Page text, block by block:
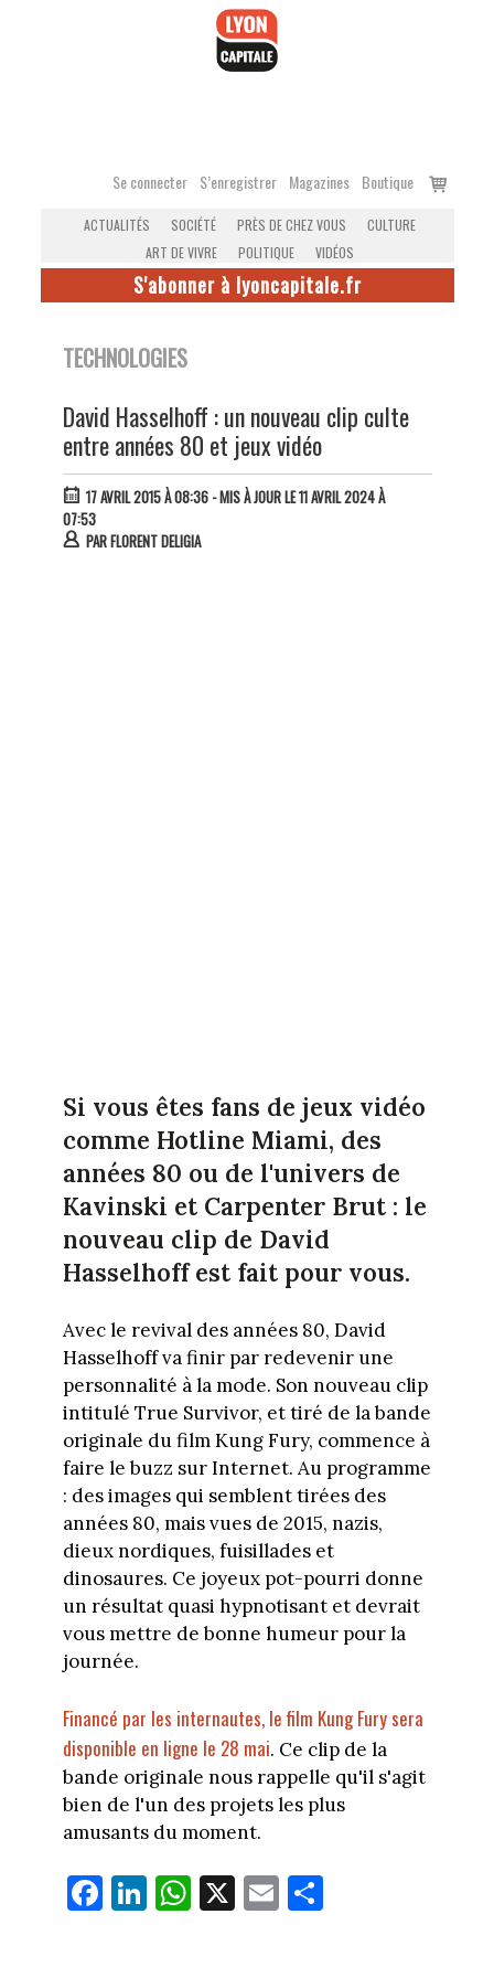
Se connecter S’enregistrer Magazines Boutique
Voir
ACTUALITÉS SOCIÉTÉ PRÈS DE CHEZ VOUS
CULTURE
ART DE VIVRE
POLITIQUE VIDÉOS
S'abonner à lyoncapitale.fr
TECHNOLOGIES
David Hasselhoff : un nouveau clip culte
entre années 80 et jeux vidéo
17 AVRIL 2015 À 08:36- MIS À JOUR LE 11 AVRIL 2024 À
07:53
PARFLORENT DELIGIA
Si vous êtes fans de jeux vidéo
comme Hotline Miami, des
années 80 ou de l'univers de
Kavinski et Carpenter Brut : le
nouveau clip de David
Hasselhoff est fait pour vous.
Avec le revival des années 80, David
Hasselhoff va finir par redevenir une
personnalité à la mode. Son nouveau clip
intitulé True Survivor, et tiré de la bande
originale du film Kung Fury, commence à
faire le buzz sur Internet. Au programme
: des images qui semblent tirées des
années 80, mais vues de 2015, nazis,
dieux nordiques, fuisillades et
dinosaures. Ce joyeux pot-pourri donne
un résultat quasi hypnotisant et devrait
vous mettre de bonne humeur pour la
journée.
Financé par les internautes, le film Kung Fury sera
disponible en ligne le 28 mai. Ce clip de la
bande originale nous rappelle qu'il s'agit
bien de l'un des projets les plus
amusants du moment.
Fa
ce
Li
nk
W
ha
X E
m
Pa
rt